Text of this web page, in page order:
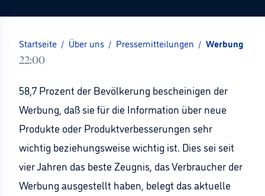
Startseite / Über uns / Pressemitteilungen / Werbung als
22:00
58,7 Prozent der Bevölkerung bescheinigen der
Werbung, daß sie für die Information über neue
Produkte oder Produktverbesserungen sehr
wichtig beziehungsweise wichtig ist. Dies sei seit
vier Jahren das beste Zeugnis, das Verbraucher der
Werbung ausgestellt haben, belegt das aktuelle